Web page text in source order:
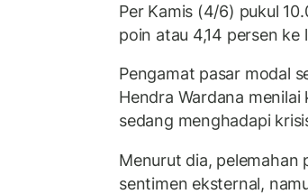
Per Kamis (4/6) pukul
poin atau 4,14 persen ke
Pengamat pasar modal
Hendra Wardana
sedang menghadapi
Menurut dia, pelemahan
sentimen eksternal,